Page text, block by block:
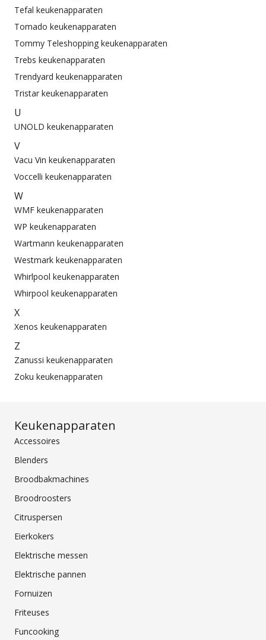
Tefal keukenapparaten
Tomado keukenapparaten
Tommy Teleshopping keukenapparaten
Trebs keukenapparaten
Trendyard keukenapparaten
Tristar keukenapparaten
U
UNOLD keukenapparaten
V
Vacu Vin keukenapparaten
Voccelli keukenapparaten
W
WMF keukenapparaten
WP keukenapparaten
Wartmann keukenapparaten
Westmark keukenapparaten
Whirlpool keukenapparaten
Whirpool keukenapparaten
X
Xenos keukenapparaten
Z
Zanussi keukenapparaten
Zoku keukenapparaten
Keukenapparaten
Accessoires
Blenders
Broodbakmachines
Broodroosters
Citruspersen
Eierkokers
Elektrische messen
Elektrische pannen
Fornuizen
Friteuses
Funcooking